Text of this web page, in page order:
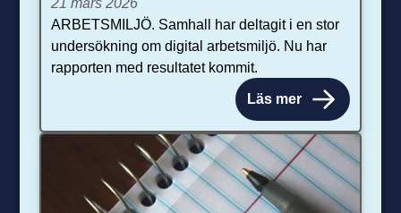
ARBETSMILJÖ. Samhall har deltagit i en stor
undersökning om digital arbetsmiljö. Nu har
rapporten med resultatet kommit.
Läs mer